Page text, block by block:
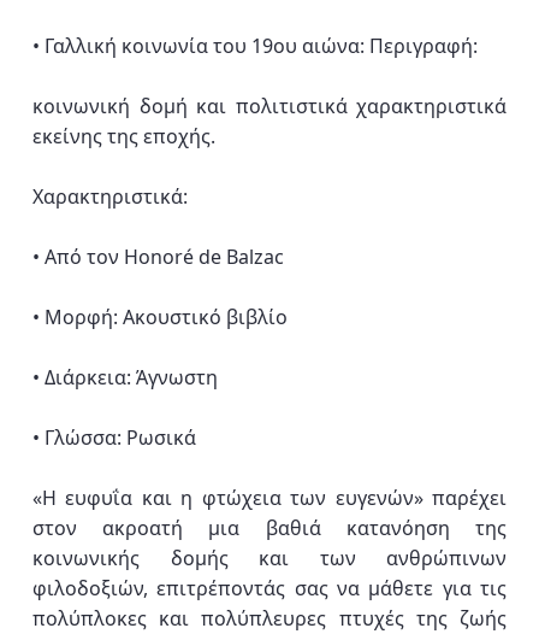
• Γαλλική κοινωνία του 19ου αιώνα: Περιγραφή:
κοινωνική δομή και πολιτιστικά χαρακτηριστικά
εκείνης της εποχής.
Χαρακτηριστικά:
• Από τον Honoré de Balzac
• Μορφή: Ακουστικό βιβλίο
• Διάρκεια: Άγνωστη
• Γλώσσα: Ρωσικά
«Η ευφυΐα και η φτώχεια των ευγενών» παρέχει
στον ακροατή μια βαθιά κατανόηση της
κοινωνικής δομής και των ανθρώπινων
φιλοδοξιών, επιτρέποντάς σας να μάθετε για τις
πολύπλοκες και πολύπλευρες πτυχές της ζωής